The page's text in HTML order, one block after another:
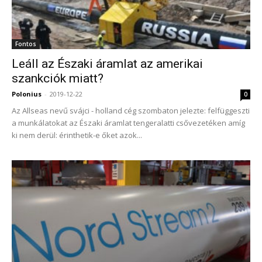
Fontos
Leáll az Északi áramlat az amerikai
szankciók miatt?
Polonius - 2019-12-22 0
Az Allseas nevű svájci - holland cég szombaton jelezte: felfüggeszti
a munkálatokat az Északi áramlat tengeralatti csővezetéken amíg
ki nem derül: érinthetik-e őket azok...